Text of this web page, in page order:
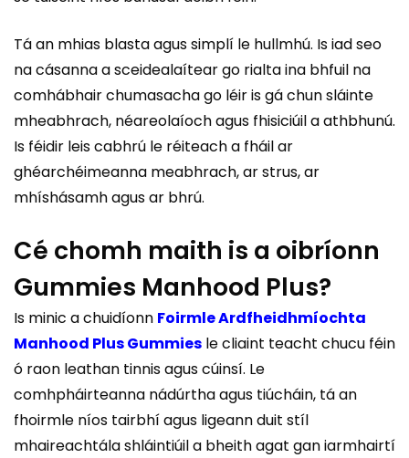
Tá an mhias blasta agus simplí le hullmhú. Is iad seo
na cásanna a sceidealaítear go rialta ina bhfuil na
comhábhair chumasacha go léir is gá chun sláinte
mheabhrach, néareolaíoch agus fhisiciúil a athbhunú.
Is féidir leis cabhrú le réiteach a fháil ar
ghéarchéimeanna meabhrach, ar strus, ar
mhíshásamh agus ar bhrú.
Cé chomh maith is a oibríonn
Gummies Manhood Plus?
Is minic a chuidíonn Foirmle Ardfheidhmíochta
Manhood Plus Gummies le cliaint teacht chucu féin
ó raon leathan tinnis agus cúinsí. Le
comhpháirteanna nádúrtha agus tiúcháin, tá an
fhoirmle níos tairbhí agus ligeann duit stíl
mhaireachtála shláintiúil a bheith agat gan iarmhairtí